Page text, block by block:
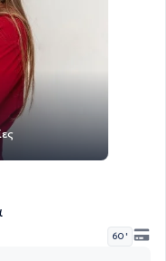
60 '